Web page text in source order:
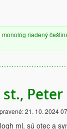
monológ riadený
21. 10. 2024
ml. sú otec a